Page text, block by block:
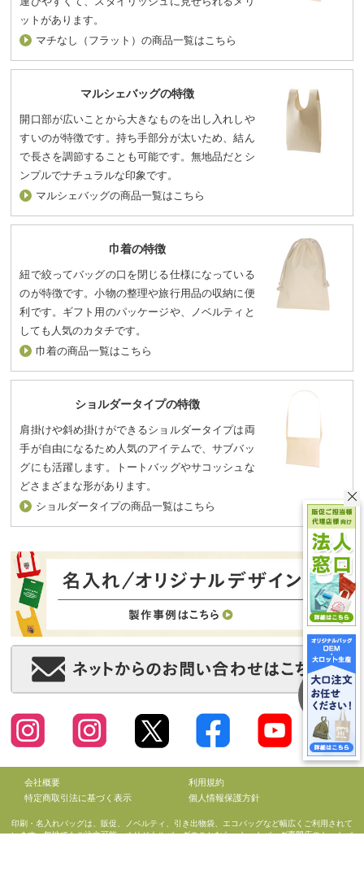
ットがあります。
マチなし（フラット）の商品一覧はこちら
マルシェバッグの特徴
開口部が広いことから大きなものを出し入れしや
すいのが特徴です。持ち手部分が太いため、結ん
で長さを調節することも可能です。無地品だとシ
ンプルでナチュラルな印象です。
マルシェバッグの商品一覧はこちら
巾着の特徴
紐で絞ってバッグの口を閉じる仕様になっている
のが特徴です。小物の整理や旅行用品の収納に便
利です。ギフト用のパッケージや、ノベルティと
しても人気のカタチです。
巾着の商品一覧はこちら
ショルダータイプの特徴
肩掛けや斜め掛けができるショルダータイプは両
手が自由になるため人気のアイテムで、サブバッ
グにも活躍します。トートバッグやサコッシュな
どさまざまな形があります。
ショルダータイプの商品一覧はこちら
会社概要
利用規約
特定商取引法に基づく表示
個人情報保護方針
印刷・名入れバッグは、販促、ノベルティ、引き出物袋、エコバッグなど幅広くご利用されて
います。無地でもご注文可能。オリジナルバッグのことなら、トートバッグ専門店のトートバ